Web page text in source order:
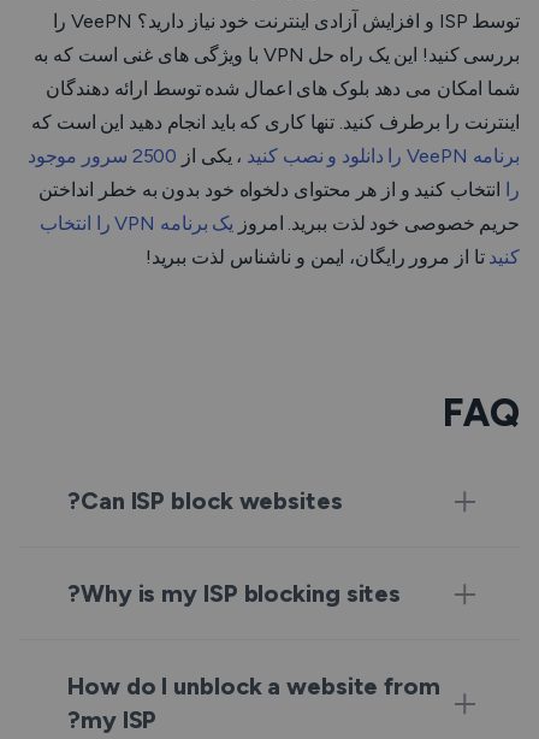
توسط ISP و افزایش آزادی اینترنت خود نیاز دارید؟ VeePN را
بررسی کنید! این یک راه حل VPN با ویژگی های غنی است که به
شما امکان می دهد بلوک های اعمال شده توسط ارائه دهندگان
اینترنت را برطرف کنید. تنها کاری که باید انجام دهید این است که
برنامه VeePN را دانلود و نصب کنید
، یکی از
2500 سرور موجود
را انتخاب کنید و از هر محتوای دلخواه خود بدون به خطر انداختن
حریم خصوصی خود لذت ببرید. امروز
یک برنامه VPN را انتخاب
کنید تا از مرور رایگان، ایمن و ناشناس لذت ببرید!
FAQ
Can ISP block websites?
Why is my ISP blocking sites?
How do I unblock a website from
my ISP?